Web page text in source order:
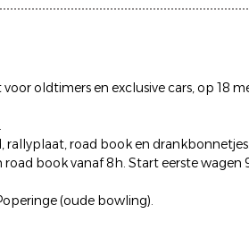
oldtimers en exclusive cars, op 18
road book en
book vanaf 8h. Start eerste wagen
(oude bowling).